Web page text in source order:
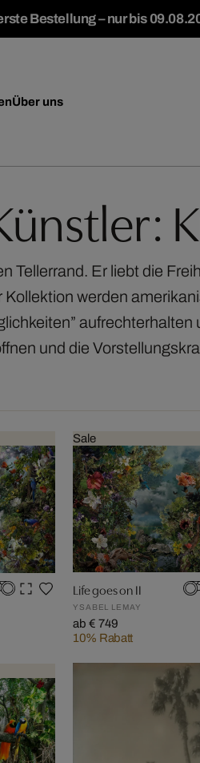
Bestellung – nur bis
Über uns
Tellerrand. Er liebt die
werden
und die
Sale
Life goes on II
YSABEL LEMAY
ab € 749
10% Rabatt